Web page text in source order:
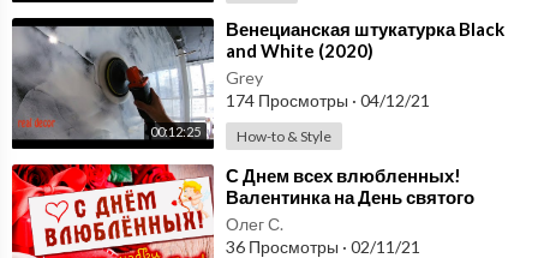
00:12:25
⁣Венецианская штукатурка Black
and White (2020)
Grey
174 Просмотры · 04/12/21
How-to & Style
⁣С Днем всех влюбленных!
Валентинка на День святого
Валентина 14 февраля!
Олег С.
36 Просмотры · 02/11/21